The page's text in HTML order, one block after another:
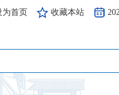
为首页 收藏本站